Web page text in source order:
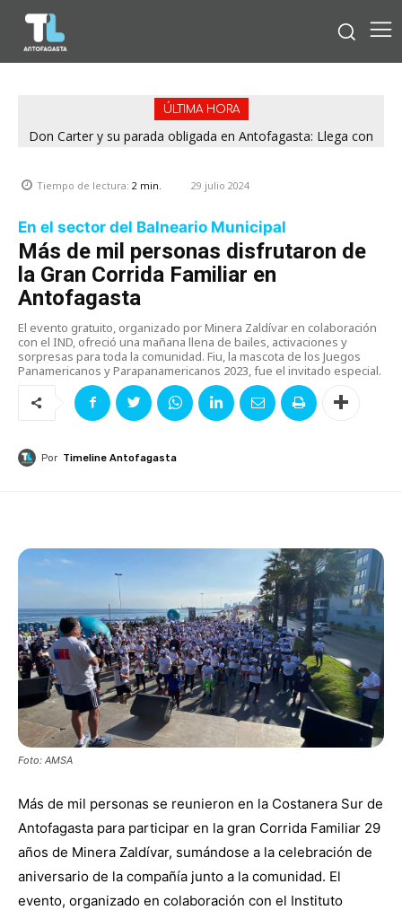
ÚLTIMA HORA
Don Carter y su parada obligada en Antofagasta: Llega con
Tiempo de lectura: 2 min. 29 julio 2024
En el sector del Balneario Municipal
Más de mil personas disfrutaron de
la Gran Corrida Familiar en
Antofagasta
El evento gratuito, organizado por Minera Zaldívar en colaboración
con el IND, ofreció una mañana llena de bailes, activaciones y
sorpresas para toda la comunidad. Fiu, la mascota de los Juegos
Panamericanos y Parapanamericanos 2023, fue el invitado especial.
Por Timeline Antofagasta
Foto: AMSA
Más de mil personas se reunieron en la Costanera Sur de
Antofagasta para participar en la gran Corrida Familiar 29
años de Minera Zaldívar, sumándose a la celebración de
aniversario de la compañía junto a la comunidad. El
evento, organizado en colaboración con el Instituto